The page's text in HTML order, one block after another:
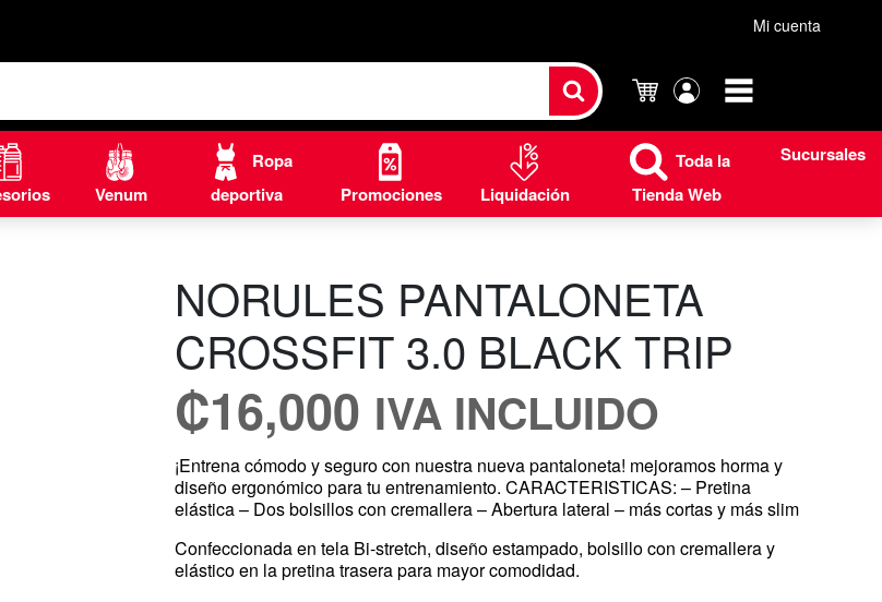
Mi cuenta
Carrito
cuenta
Venum
Ropa
deportiva
Promociones Liquidación
Toda la
Tienda Web
Sucursales
NORULES PANTALONETA
CROSSFIT 3.0 BLACK TRIP
₡16,000 IVA INCLUIDO
¡Entrena cómodo y seguro con nuestra nueva pantaloneta! mejoramos horma y
diseño ergonómico para tu entrenamiento. CARACTERISTICAS: – Pretina
elástica – Dos bolsillos con cremallera – Abertura lateral – más cortas y más slim
Confeccionada en tela Bi-stretch, diseño estampado, bolsillo con cremallera y
elástico en la pretina trasera para mayor comodidad.